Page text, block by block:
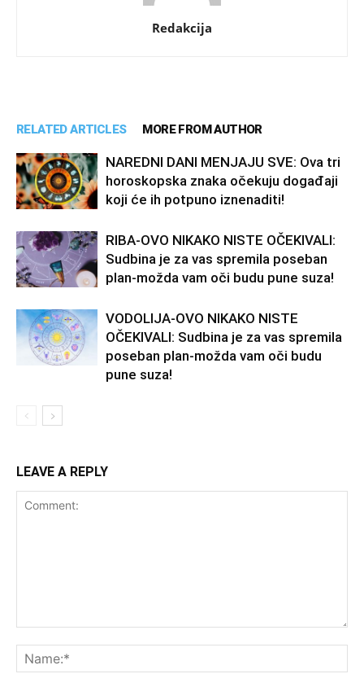
Redakcija
RELATED ARTICLES MORE FROM AUTHOR
NAREDNI DANI MENJAJU SVE: Ova tri
horoskopska znaka očekuju događaji
koji će ih potpuno iznenaditi!
RIBA-OVO NIKAKO NISTE OČEKIVALI:
Sudbina je za vas spremila poseban
plan-možda vam oči budu pune suza!
VODOLIJA-OVO NIKAKO NISTE
OČEKIVALI: Sudbina je za vas spremila
poseban plan-možda vam oči budu
pune suza!
LEAVE A REPLY